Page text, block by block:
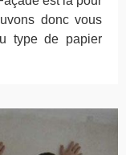
donc vous
type de papier